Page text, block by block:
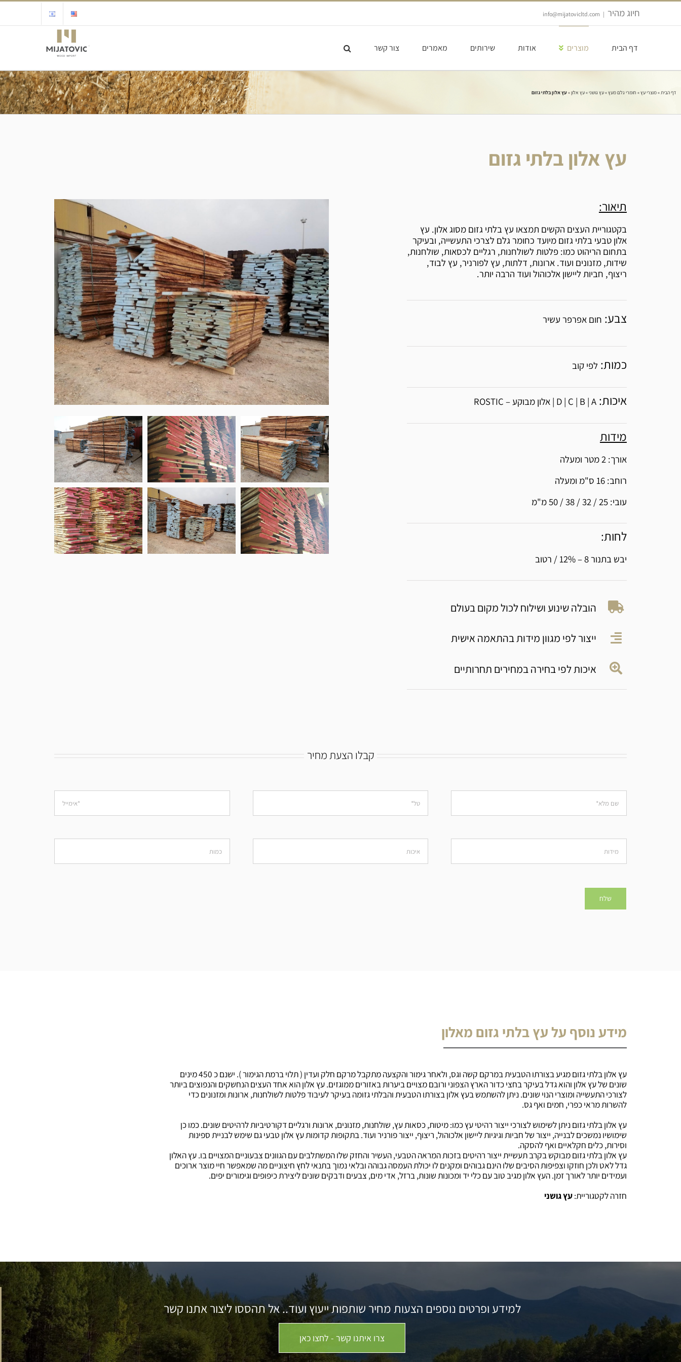
Skip
content
חיוג מהיר |
info@mijatovicltd.com
דף הבית מוצרים אודות שירותים מאמרים צור קשר
דף הבית »מוצרי עץ» חומרי גלם מעץ»עץ גושני»עץ אלון»עץ אלון בלתי גזום
עץ אלון בלתי גזום
תיאור:
בקטגוריית העצים הקשים תמצאו עץ בלתי גזום מסוג אלון. עץ
אלון טבעי בלתי גזום מיועד כחומר גלם לצרכי התעשייה, ובעיקר
בתחום הריהוט כמו: פלטות לשולחנות, רגליים לכסאות, שולחנות,
שידות, מזנונים ועוד. ארונות, דלתות, עץ לפורניר, עץ לבוד,
ריצוף, חביות ליישון אלכוהול ועוד הרבה יותר.
צבע: חום אפרפר עשיר
כמות: לפי קוב
איכות:D | C | B | A | אלון מבוקע – ROSTIC
מידות
אורך: 2 מטר ומעלה
רוחב: 16 ס"מ ומעלה
עובי: 25 / 32 / 38 / 50 מ"מ
לחות:
יבש בתנור 8 – 12% / רטוב
הובלה שינוע ושילוח לכול מקום בעולם
ייצור לפי מגוון מידות בהתאמה אישית
איכות לפי בחירה במחירים תחרותיים
קבלו הצעת מחיר
מידע נוסף על עץ בלתי גזום מאלון
עץ אלון בלתי גזום מגיע בצורתו הטבעית במרקם קשה וגס, ולאחר גימור והקצעה מתקבל מרקם חלק ועדין ( תלוי ברמת הגימור ). ישנם כ 450 מינים
שונים של עץ אלון והוא גדל בעיקר בחצי כדור הארץ הצפוני ורובם מצויים ביערות באזורים ממוגזים. עץ אלון הוא אחד העצים הנחשקים והנפוצים ביותר
לצורכי התעשייה ומוצרי הנוי שונים. ניתן להשתמש בעץ אלון בצורתו הטבעית והבלתי גזומה בעיקר לעיבוד פלטות לשולחנות, ארונות ומזנונים כדי
להשרות מראי כפרי, חמים ואף גס.
עץ אלון בלתי גזום ניתן לשימוש לצורכי ייצור רהיטי עץ כמו: מיטות, כסאות עץ, שולחנות, מזנונים, ארונות ורגליים דקורטיביות לרהיטים שונים. כמו כן
שימושיו נמשכים לבנייה, ייצור של חביות וגיגיות ליישון אלכוהול, ריצוף, ייצור פורניר ועוד. בתקופות קדומות עץ אלון טבעי גם שימש לבניית ספינות
וסירות, כלים חקלאיים ואף להסקה.
עץ אלון בלתי גזום מבוקש בקרב תעשיית ייצור רהיטים בזכות המראה הטבעי, העשיר והחזק שלו המשתלבים עם הגוונים צבעוניים המצויים בו. עץ האלון
גדל לאט ולכן חוזקו וצפיפות הסיבים שלו הינם גבוהים ומקנים לו יכולת העמסה גבוהה ובלאי נמוך בתנאי לחץ חיצוניים מה שמאפשר חיי מוצר ארוכים
ועמידים יותר לאורך זמן. העץ אלון מגיב טוב עם כלי יד ומכונות שונות, ברזל, אדי מים, צבעים ודבקים שונים ליצירת כיפופים וגימורים יפים.
חזרה לקטגוריית:עץ גושני
למידע ופרטים נוספים הצעות מחיר שותפות ייעוץ ועוד.. אל תהססו ליצור אתנו קשר
צרו איתנו קשר - לחצו כאן